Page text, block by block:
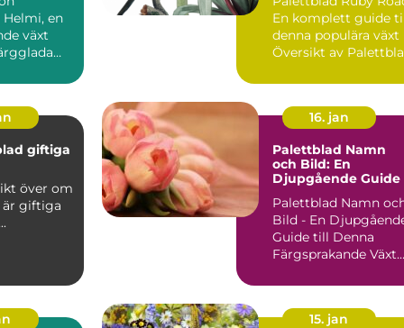
en
växt
lövverk,...
denna populära
En komplett guide
denna populära växt
Översikt av
giftiga
är giftiga
för katter ...
16. jan
Palettblad Namn
och Bild: En
Djupgående Guide
Palettblad Namn
Bild - En
Guide till Denna
Färgsprakande Växt
Grun...
15. jan